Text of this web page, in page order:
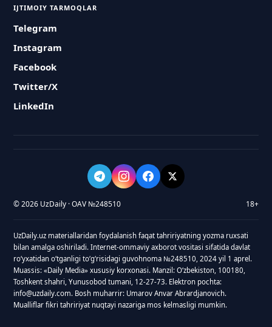
IJTIMOIY TARMOQLAR
Telegram
Instagram
Facebook
Twitter/X
LinkedIn
© 2026 UzDaily · OAV №248510 18+
UzDaily.uz materiallaridan foydalanish faqat tahririyatning yozma ruxsati
bilan amalga oshiriladi. Internet-ommaviy axborot vositasi sifatida davlat
roʻyxatidan oʻtganligi toʻgʻrisidagi guvohnoma №248510, 2024 yil 1 aprel.
Muassis: «Daily Media» xususiy korxonasi. Manzil: Oʻzbekiston, 100180,
Toshkent shahri, Yunusobod tumani, 12-27-73. Elektron pochta:
info@uzdaily.com. Bosh muharrir: Umarov Anvar Abrardjanovich.
Mualliflar fikri tahririyat nuqtayi nazariga mos kelmasligi mumkin.